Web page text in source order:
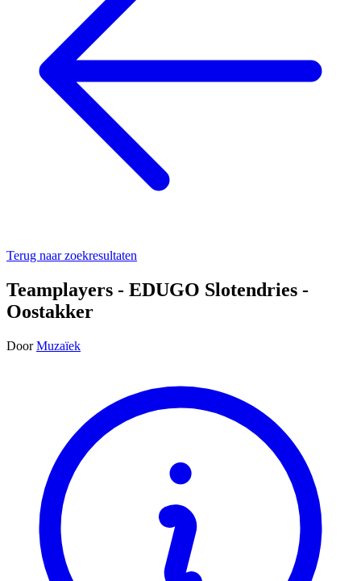
Terug naar zoekresultaten
Teamplayers - EDUGO Slotendries -
Oostakker
Door Muzaïek